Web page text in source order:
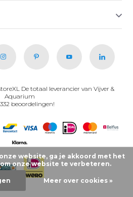
De totaal leverancier van Vijver &
Aquarium
beoordelingen!
website, ga je akkoord met het
onze website te verbeteren.
Meer over cookies »